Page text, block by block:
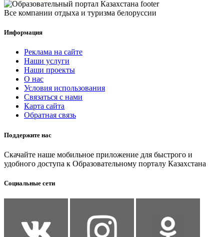
Все компании отдыха и туризма белоруссии
Информация
Реклама на сайте
Наши услуги
Наши проекты
О нас
Условия использования
Связаться с нами
Карта сайта
Обратная связь
Поддержите нас
Скачайте наше мобильное приложение для быстрого и
удобного доступа к Образовательному порталу Казахстана
Социальные сети